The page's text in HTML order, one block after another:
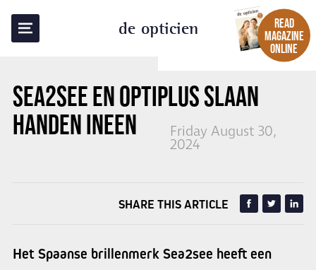
de opticien
READ
MAGAZINE
ONLINE
SEA2SEE EN OPTIPLUS SLAAN
HANDEN INEEN
Friday August 30,
2024
BACK TO OVERVIEW
SHARE THIS ARTICLE
Het Spaanse brillenmerk Sea2see heeft een